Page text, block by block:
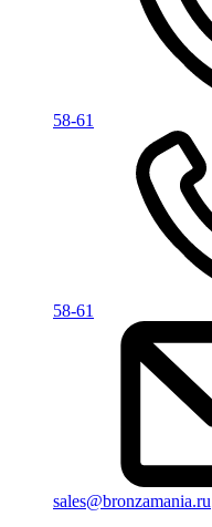
58-61
58-61
sales@bronzamania.ru